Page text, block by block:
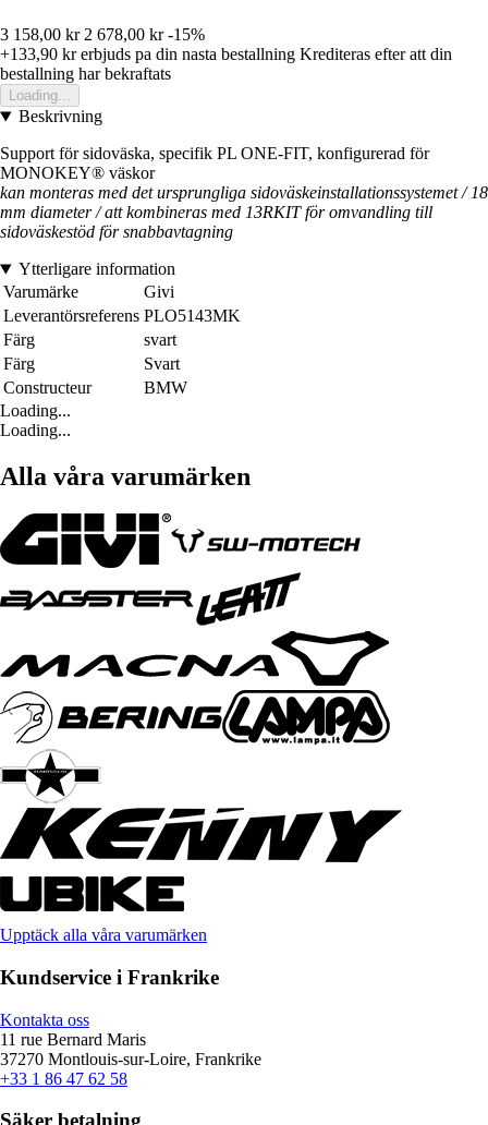
3 158,00 kr 2 678,00 kr -15%
+133,90 krerbjuds pa din nasta bestallning Krediteras efter att din
bestallning har bekraftats
Loading...
Beskrivning
Support för sidoväska, specifik PL ONE-FIT, konfigurerad för
MONOKEY® väskor
kan monteras med det ursprungliga sidoväskeinstallationssystemet / 18
mm diameter / att kombineras med 13RKIT för omvandling till
sidoväskestöd för snabbavtagning
Ytterligare information
Varumärke
Givi
Leverantörsreferens PLO5143MK
Färg
svart
Färg
Svart
Constructeur
BMW
Loading...
Loading...
Alla våra varumärken
Upptäck alla våra varumärken
Kundservice i Frankrike
Kontakta oss
11 rue Bernard Maris
37270 Montlouis-sur-Loire, Frankrike
+33 1 86 47 62 58
Säker betalning